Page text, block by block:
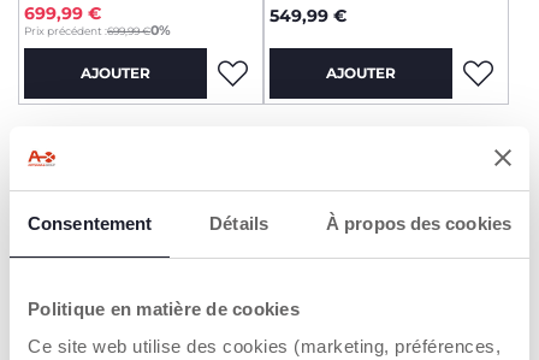
Consentement Détails À propos des cookies
Politique en matière de cookies
Ce site web utilise des cookies (marketing, préférences,
Prix précédent :699,99 €0%
to
699,99 €
AJOUTER
549,99 €
AJOUTER
ACCESSOIRE -50%